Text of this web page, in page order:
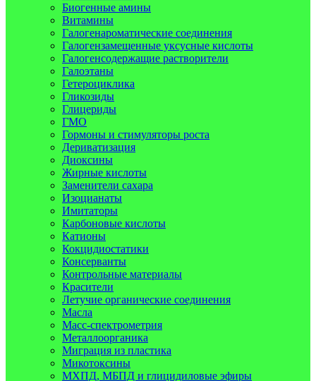
Биогенные амины
Витамины
Галогенароматические соединения
Галогензамещенные уксусные кислоты
Галогенсодержащие растворители
Галоэтаны
Гетероциклика
Гликозиды
Глицериды
ГМО
Гормоны и стимуляторы роста
Дериватизация
Диоксины
Жирные кислоты
Заменители сахара
Изоцианаты
Имитаторы
Карбоновые кислоты
Катионы
Кокцидиостатики
Консерванты
Контрольные материалы
Красители
Летучие органические соединения
Масла
Масс-спектрометрия
Металлоорганика
Миграция из пластика
Микотоксины
МХПД, МБПД и глицидиловые эфиры